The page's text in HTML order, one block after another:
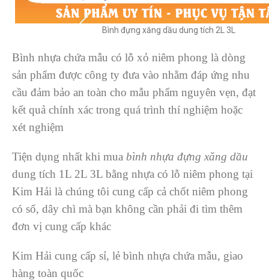
Bình đựng xăng dầu dung tích 2L 3L
Bình nhựa chứa mẫu có lỗ xỏ niêm phong là dòng
sản phẩm được công ty đưa vào nhằm đáp ứng nhu
cầu đảm bảo an toàn cho mẫu phẩm nguyên vẹn, đạt
kết quả chính xác trong quá trình thí nghiệm hoặc
xét nghiệm
Tiện dụng nhất khi mua bình nhựa đựng xăng dầu
dung tích 1L 2L 3L bằng nhựa có lỗ niêm phong tại
Kim Hải là chúng tôi cung cấp cả chốt niêm phong
có số, dây chì mà bạn không cần phải đi tìm thêm
đơn vị cung cấp khác
Kim Hải cung cấp sỉ, lẻ bình nhựa chứa mẫu, giao
hàng toàn quốc